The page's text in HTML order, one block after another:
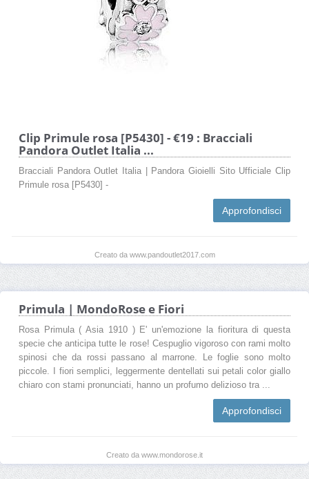
Clip Primule rosa [P5430] - €19 : Bracciali
Pandora Outlet Italia ...
Bracciali Pandora Outlet Italia | Pandora Gioielli Sito Ufficiale Clip
Primule rosa [P5430] -
Approfondisci
Creato da www.pandoutlet2017.com
Primula | MondoRose e Fiori
Rosa Primula ( Asia 1910 ) E' un'emozione la fioritura di questa
specie che anticipa tutte le rose! Cespuglio vigoroso con rami molto
spinosi che da rossi passano al marrone. Le foglie sono molto
piccole. I fiori semplici, leggermente dentellati sui petali color giallo
chiaro con stami pronunciati, hanno un profumo delizioso tra ...
Approfondisci
Creato da www.mondorose.it